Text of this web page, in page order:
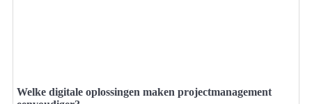
Welke digitale oplossingen maken projectmanagement